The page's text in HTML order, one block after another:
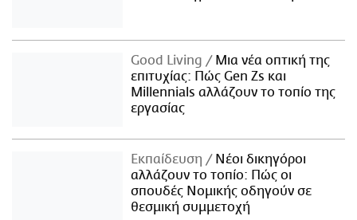
Good Living
Μια νέα οπτική της
επιτυχίας: Πώς Gen Zs και
Millennials αλλάζουν το τοπίο της
εργασίας
Εκπαίδευση
Νέοι δικηγόροι
αλλάζουν το τοπίο: Πώς οι
σπουδές Νομικής οδηγούν σε
θεσμική συμμετοχή